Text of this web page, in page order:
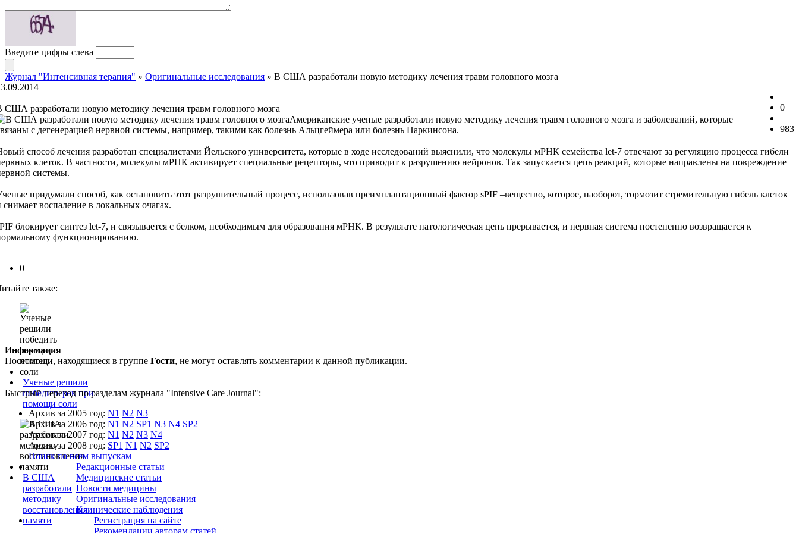
Введите цифры слева
Журнал "Интенсивная терапия" » Оригинальные исследования » В США разработали новую методику лечения травм головного мозга
0
983
США разработали новую методику лечения травм головного мозга
Американские ученые разработали новую методику лечения травм головного мозга и заболеваний, которые
с дегенерацией нервной системы, например, такими как болезнь Альцгеймера или болезнь Паркинсона.
способ лечения разработан специалистами Йельского университета, которые в ходе исследований выяснили, что молекулы мРНК семейства let-7 отвечают за регуляцию процесса гибели
клеток. В частности, молекулы мРНК активирует специальные рецепторы, что приводит к разрушению нейронов. Так запускается цепь реакций, которые направлены на повреждение
системы.
придумали способ, как остановить этот разрушительный процесс, использовав преимплантационный фактор sPIF –вещество, которое, наоборот, тормозит стремительную гибель клеток
снимает воспаление в локальных очагах.
блокирует синтез let-7, и связывается с белком, необходимым для образования мРНК. В результате патологическая цепь прерывается, и нервная система постепенно возвращается к
функционированию.
0
также:
Ученые решили
победить рак при
помощи соли
В США
разработали
методику
восстановления
памяти
Информация
Посетители, находящиеся в группе Гости, не могут оставлять комментарии к данной публикации.
Быстрый переход по разделам журнала "Intensive Care Journal":
Архив за 2005 год: N1 N2 N3
Архив за 2006 год: N1 N2 SP1 N3 N4 SP2
Архив за 2007 год: N1 N2 N3 N4
Архив за 2008 год: SP1 N1 N2 SP2
Поиск по всем выпускам
Редакционные статьи
Медицинские статьи
Новости медицины
Оригинальные исследования
Клинические наблюдения
Регистрация на сайте
Рекомендации авторам статей